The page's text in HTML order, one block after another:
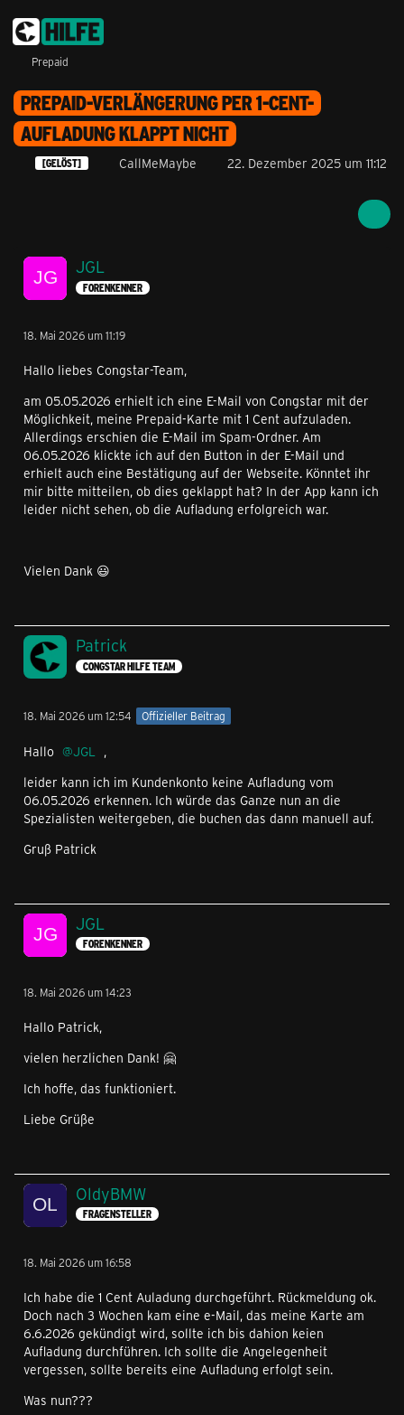
Prepaid
PREPAID-VERLÄNGERUNG PER 1-CENT-
AUFLADUNG KLAPPT NICHT
[GELÖST] CallMeMaybe 22. Dezember 2025 um 11:12
JGL
FORENKENNER
18. Mai 2026 um 11:19
Hallo liebes Congstar-Team,
am 05.05.2026 erhielt ich eine E-Mail von Congstar mit der
Möglichkeit, meine Prepaid-Karte mit 1 Cent aufzuladen.
Allerdings erschien die E-Mail im Spam-Ordner. Am
06.05.2026 klickte ich auf den Button in der E-Mail und
erhielt auch eine Bestätigung auf der Webseite. Könntet ihr
mir bitte mitteilen, ob dies geklappt hat? In der App kann ich
leider nicht sehen, ob die Aufladung erfolgreich war.
Vielen Dank 😃
Patrick
CONGSTAR HILFE TEAM
18. Mai 2026 um 12:54 Offizieller Beitrag
Hallo JGL
,
leider kann ich im Kundenkonto keine Aufladung vom
06.05.2026 erkennen. Ich würde das Ganze nun an die
Spezialisten weitergeben, die buchen das dann manuell auf.
Gruß Patrick
JGL
FORENKENNER
18. Mai 2026 um 14:23
Hallo Patrick,
vielen herzlichen Dank! 🤗
Ich hoffe, das funktioniert.
Liebe Grüße
OldyBMW
FRAGENSTELLER
18. Mai 2026 um 16:58
Ich habe die 1 Cent Auladung durchgeführt. Rückmeldung ok.
Doch nach 3 Wochen kam eine e-Mail, das meine Karte am
6.6.2026 gekündigt wird, sollte ich bis dahion keien
Aufladung durchführen. Ich sollte die Angelegenheit
vergessen, sollte bereits eine Aufladung erfolgt sein.
Was nun???